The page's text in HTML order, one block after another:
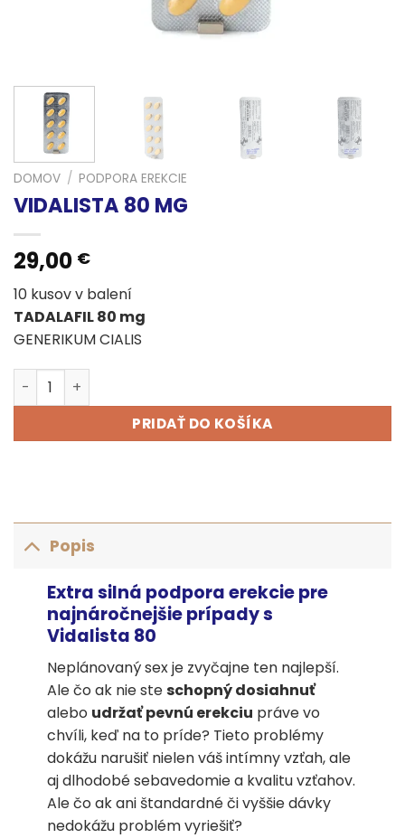
DOMOV / PODPORA EREKCIE
VIDALISTA 80 MG
29,00 €
10 kusov v balení
TADALAFIL 80 mg
GENERIKUM CIALIS
množstvo VIDALISTA 80 MG
PRIDAŤ DO KOŠÍKA
Popis
Extra silná podpora erekcie pre
najnáročnejšie prípady s
Vidalista 80
Neplánovaný sex je zvyčajne ten najlepší.
Ale čo ak nie steschopný dosiahnuť
alebo udržať pevnú erekciu práve vo
chvíli, keď na to príde? Tieto problémy
dokážu narušiť nielen váš intímny vzťah, ale
aj dlhodobé sebavedomie a kvalitu vzťahov.
Ale čo ak ani štandardné či vyššie dávky
nedokážu problém vyriešiť?